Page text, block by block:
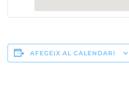
AFEGEIX AL CALENDARI